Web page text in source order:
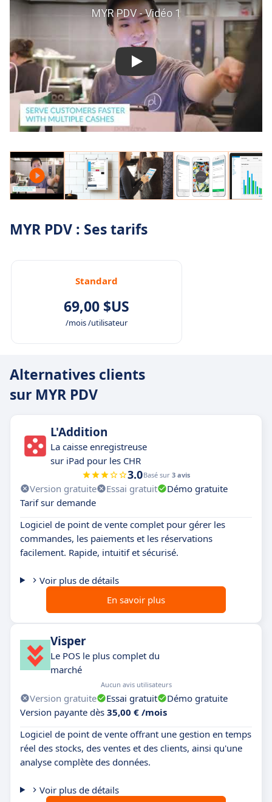
MYR PDV : Ses tarifs
Standard
69,00 $US
/mois /utilisateur
Alternatives clients
sur MYR PDV
L'Addition
La caisse enregistreuse
sur iPad pour les CHR
3.0Basé sur 3 avis
Version gratuite Essai gratuit
Démo gratuite
Tarif sur demande
Logiciel de point de vente complet pour gérer les
commandes, les paiements et les réservations
facilement. Rapide, intuitif et sécurisé.
Voir plus de détails
En savoir plus
Visper
Le POS le plus complet du
marché
Aucun avis utilisateurs
Version gratuite Essai gratuit
Démo gratuite
Version payante dès 35,00 € /mois
Logiciel de point de vente offrant une gestion en temps
réel des stocks, des ventes et des clients, ainsi qu'une
analyse complète des données.
Voir plus de détails